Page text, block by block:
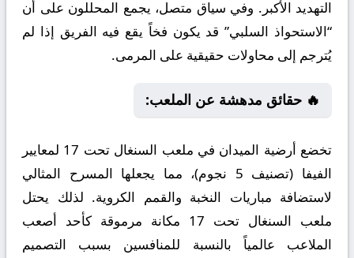
التهديد الأكبر. وفي سياق متصل، يجمع المحللون على أن
“الاستحواذ السلبي” قد يكون فخاً يقع فيه الفريق إذا لم
يُترجم إلى محاولات حقيقية على المرمى.
🔥 حقائق مدهشة عن الملعب:
تخضع أرضية الميدان في ملعب السنغال تحت 17 لمعايير
الفيفا (تصنيف 5 نجوم)، مما يجعلها المسرح المثالي
لاستضافة مباريات النخبة والقمم الكروية. لذلك يحتل
ملعب السنغال تحت 17 مكانة مرموقة كأحد أصعب
الملاعب عالمياً بالنسبة للمنافسين بسبب التصميم